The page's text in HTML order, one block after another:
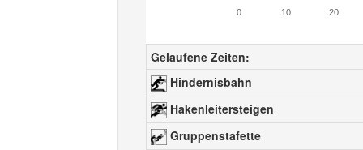
0
10 20
Gelaufene Zeiten:
Hindernisbahn
Hakenleitersteigen
Gruppenstafette